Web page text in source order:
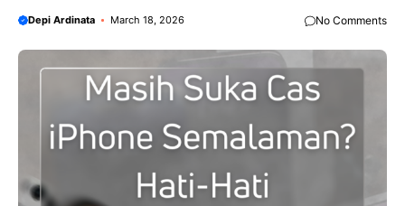
Depi Ardinata March 18, 2026 No Comments